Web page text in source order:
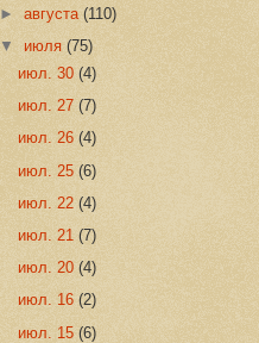
►августа(110)
▼июля(75)
июл. 30 (4)
июл. 27 (7)
июл. 26 (4)
июл. 25 (6)
июл. 22 (4)
июл. 21 (7)
июл. 20 (4)
июл. 16 (2)
июл. 15 (6)